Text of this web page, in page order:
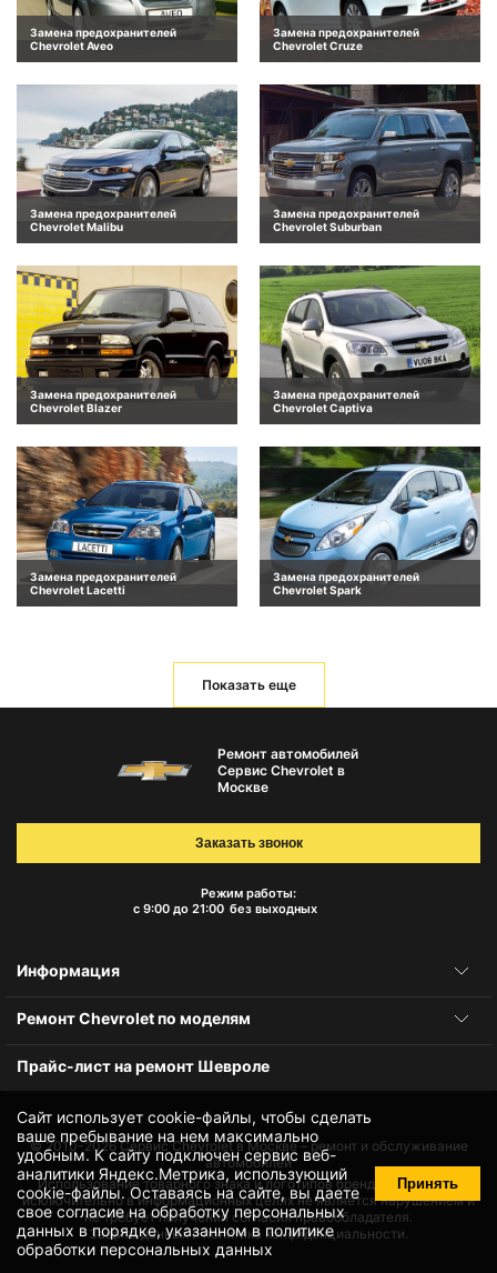
Замена предохранителей
Chevrolet Aveo
Замена предохранителей
Chevrolet Cruze
Замена предохранителей
Chevrolet Malibu
Замена предохранителей
Chevrolet Suburban
Замена предохранителей
Chevrolet Blazer
Замена предохранителей
Chevrolet Captiva
Замена предохранителей
Chevrolet Lacetti
Замена предохранителей
Chevrolet Spark
Показать еще
Сайт использует cookie-файлы, чтобы сделать
ваше пребывание на нем максимально
удобным. К cайту подключен сервис веб-
аналитики Яндекс.Метрика, использующий
cookie-файлы. Оставаясь на сайте, вы даете
своесогласие на обработку персональных
данных в порядке, указанном в политике
обработки персональных данных
Принять
Ремонт автомобилей
Сервис Chevrolet в
Москве
Режим работы:
с 9:00 до 21:00 без выходных
Заказать звонок
Информация
Ремонт Chevrolet по моделям
Прайс-лист на ремонт Шевроле
© 2010-2026Сервис Chevrolet в Москве – ремонт и обслуживание
автомобилей
Использование товарного знака и логотипов бренда происходит
исключительно в информационных целях не является нарушением и
не требует получения согласия правообладателя.
Защита данных и политика конфиденциальности.